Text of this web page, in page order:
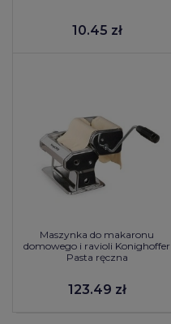
10.45 zł
Maszynka do makaronu
domowego i ravioli Konighoffer
Pasta ręczna
123.49 zł